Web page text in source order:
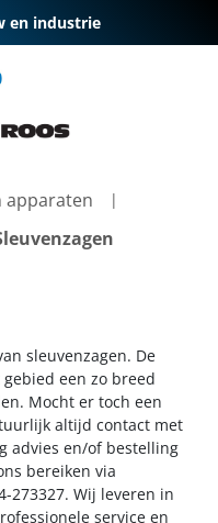
en industrie
apparaten
sleuvenzagen. De
gebied een zo breed
Mocht er toch een
altijd contact met
advies en/of bestelling
bereiken via
273327. Wij leveren in
service en